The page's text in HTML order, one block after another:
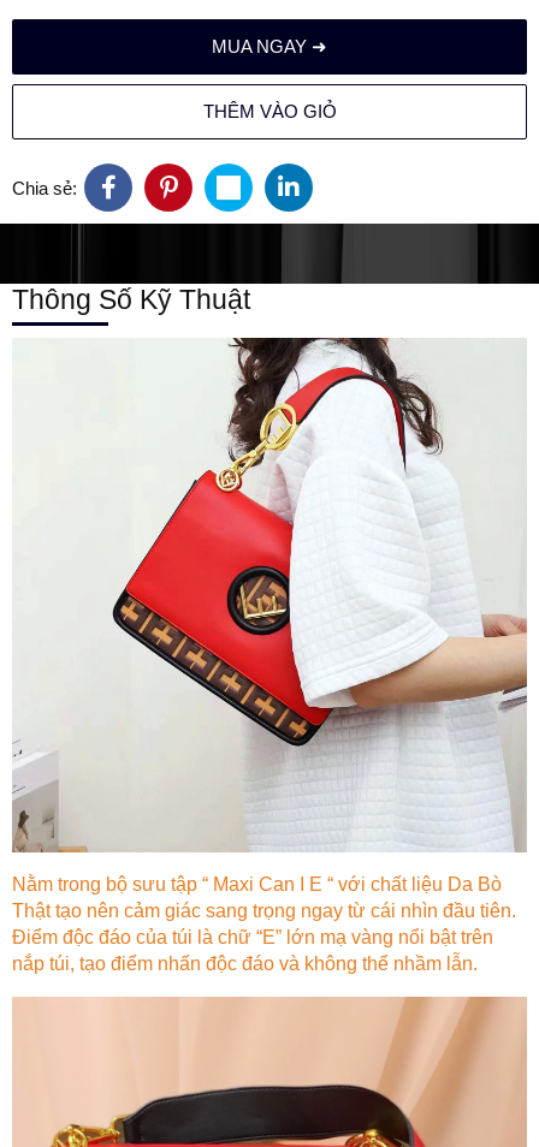
MUA NGAY ➜
THÊM VÀO GIỎ
Chia sẻ:
Thông Số Kỹ Thuật
Nằm trong bộ sưu tập “ Maxi Can I E “ với chất liệu Da Bò
Thật tạo nên cảm giác sang trọng ngay từ cái nhìn đầu tiên.
Điểm độc đáo của túi là chữ “E” lớn mạ vàng nổi bật trên
nắp túi, tạo điểm nhấn độc đáo và không thể nhầm lẫn.